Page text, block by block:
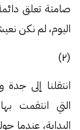
صامتة تعلق
اليوم، لم نكن
(٢)
انتقلنا إلى
التي انتقمت
البداية،